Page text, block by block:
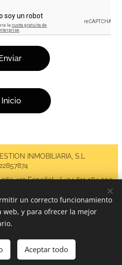
Enviar
Inicio
INMOBILIARIA, S.L
433 Español / +34 611 184 200
611 981 879 / Email:
English
un correcto funcionamiento
web, y para ofrecer la mejor
Aceptar todo